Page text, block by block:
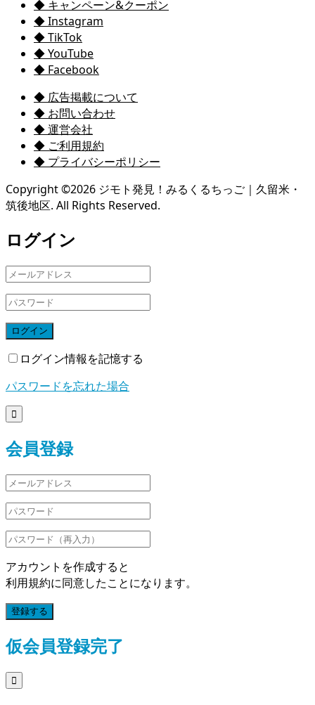
◆ キャンペーン&クーポン
◆ Instagram
◆ TikTok
◆ YouTube
◆ Facebook
◆ 広告掲載について
◆ お問い合わせ
◆ 運営会社
◆ ご利用規約
◆ プライバシーポリシー
Copyright ©2026 ジモト発見！みるくるちっご｜久留米・
筑後地区. All Rights Reserved.
ログイン
ログイン
ログイン情報を記憶する
パスワードを忘れた場合

会員登録
アカウントを作成すると
利用規約に同意したことになります。
登録する
仮会員登録完了
